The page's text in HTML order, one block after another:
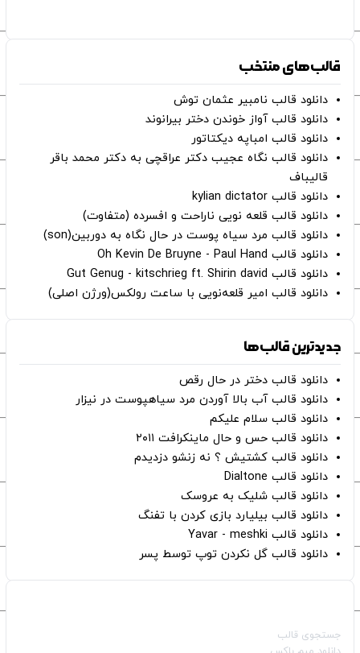
قالب‌های منتخب
دانلود قالب نامبیر عثمان ‌توش
دانلود قالب آواز خوندن دختر بیرانوند
دانلود قالب امباپه دیکتاتور
دانلود قالب نگاه عجیب دکتر عراقچی به دکتر محمد باقر
قالیباف
دانلود قالب kylian dictator
دانلود قالب قلعه نویی ناراحت و افسرده (متفاوت)
دانلود قالب مرد سیاه پوست در حال نگاه به دوربین(son)
دانلود قالب Oh Kevin De Bruyne - Paul Hand
دانلود قالب Gut Genug - kitschrieg ft. Shirin david
دانلود قالب امیر قلعه‌نویی با ساعت رولکس(ورژن اصلی)
جدیدترین قالب‌ها
دانلود قالب دختر در حال رقص
دانلود قالب آب بالا آوردن مرد سیاهپوست در نیزار
دانلود قالب سلام علیکم
دانلود قالب حس و حال ماینکرافت ۲۰۱۱
دانلود قالب کشتیش ؟ نه زنشو دزدیدم
دانلود قالب Dialtone
دانلود قالب شلیک به عروسک
دانلود قالب بیلیارد بازی کردن با تفنگ
دانلود قالب Yavar - meshki
دانلود قالب گل نکردن توپ توسط پسر
جستجوی قالب